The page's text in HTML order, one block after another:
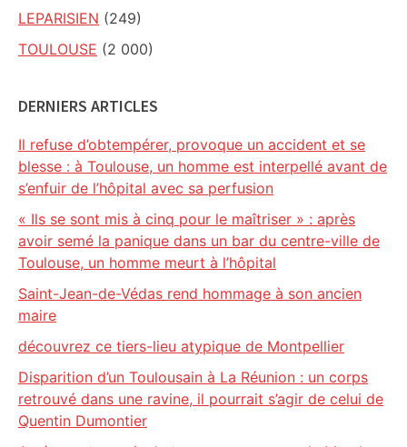
LEPARISIEN (249)
TOULOUSE (2 000)
DERNIERS ARTICLES
Il refuse d’obtempérer, provoque un accident et se
blesse : à Toulouse, un homme est interpellé avant de
s’enfuir de l’hôpital avec sa perfusion
« Ils se sont mis à cinq pour le maîtriser » : après
avoir semé la panique dans un bar du centre-ville de
Toulouse, un homme meurt à l’hôpital
Saint-Jean-de-Védas rend hommage à son ancien
maire
découvrez ce tiers-lieu atypique de Montpellier
Disparition d’un Toulousain à La Réunion : un corps
retrouvé dans une ravine, il pourrait s’agir de celui de
Quentin Dumontier